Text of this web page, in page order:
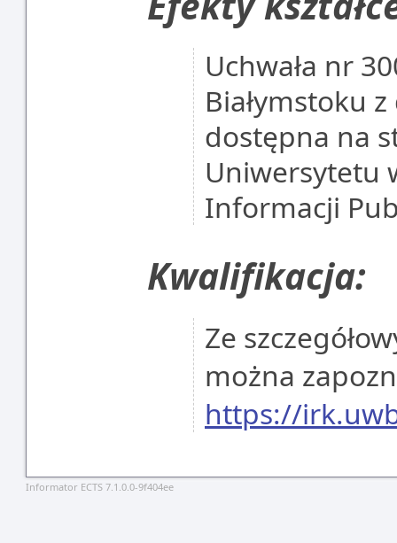
Uchwała nr
Białymstoku
dostępna na
Uniwersytetu
Informacji
Kwalifikacja:
Ze
można
https://
Informator ECTS 7.1.0.0-9f404ee